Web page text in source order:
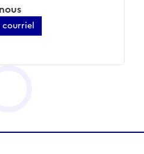
courriel